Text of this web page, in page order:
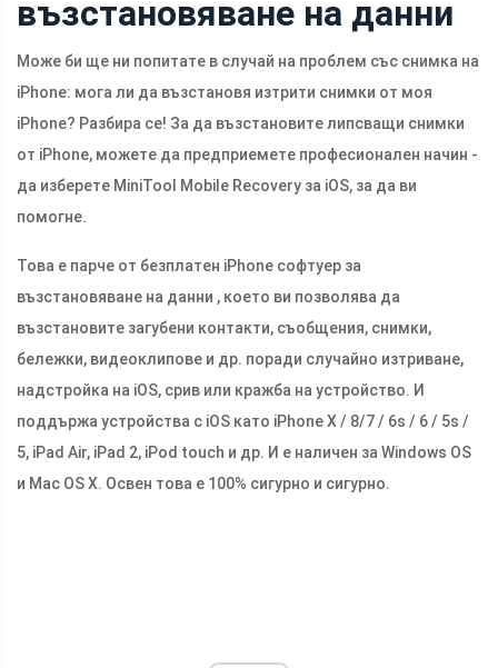
възстановяване на данни
Може би ще ни попитате в случай на проблем със снимка на
iPhone: мога ли да възстановя изтрити снимки от моя
iPhone? Разбира се! За да възстановите липсващи снимки
от iPhone, можете да предприемете професионален начин -
да изберете MiniTool Mobile Recovery за iOS, за да ви
помогне.
Това е парче от безплатен iPhone софтуер за
възстановяване на данни , което ви позволява да
възстановите загубени контакти, съобщения, снимки,
бележки, видеоклипове и др. поради случайно изтриване,
надстройка на iOS, срив или кражба на устройство. И
поддържа устройства с iOS като iPhone X / 8/7 / 6s / 6 / 5s /
5, iPad Air, iPad 2, iPod touch и др. И е наличен за Windows OS
и Mac OS X. Освен това е 100% сигурно и сигурно.